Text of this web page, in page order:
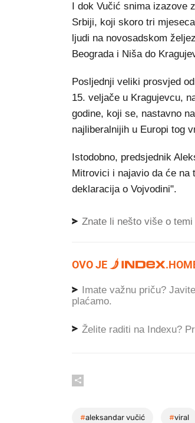
I dok Vučić snima izazove
Srbiji, koji skoro tri
ljudi na novosadskom
Beograda i Niša do
Posljednji veliki prosvjed
15. veljače u Kragujevcu,
godine, koji se, nastavno
najliberalnijih u Europi tog
Istodobno, predsjednik
Mitrovici i najavio da će na
deklaracija o Vojvodini".
Znate li nešto više o
OVO JE .
Imate važnu priču?
plaćamo.
Želite raditi na Indexu?
#aleksandar vučić #viral